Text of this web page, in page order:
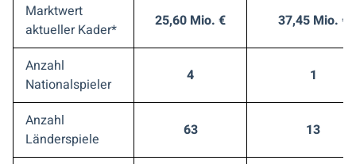
Marktwert
aktuellerKader* 25,60 Mio. € 37,45 Mio. €
Anzahl
Nationalspieler
4 1
Anzahl
Länderspiele
63 13